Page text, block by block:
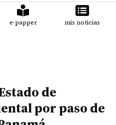
e-papper mis noticias
de
por paso de